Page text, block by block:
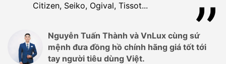
Citizen, Seiko, Ogival, Tissot...
Nguyễn Tuấn Thành và VnLux cùng sứ
mệnh đưa đồng hồ chính hãng giá tốt tới
tay người tiêu dùng Việt.